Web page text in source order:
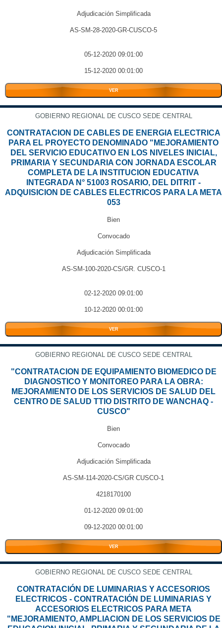
Adjudicación Simplificada
AS-SM-28-2020-GR-CUSCO-5
05-12-2020 09:01:00
15-12-2020 00:01:00
VER
GOBIERNO REGIONAL DE CUSCO SEDE CENTRAL
CONTRATACION DE CABLES DE ENERGIA ELECTRICA
PARA EL PROYECTO DENOMINADO "MEJORAMIENTO
DEL SERVICIO EDUCATIVO EN LOS NIVELES INICIAL,
PRIMARIA Y SECUNDARIA CON JORNADA ESCOLAR
COMPLETA DE LA INSTITUCION EDUCATIVA
INTEGRADA N° 51003 ROSARIO, DEL DITRIT -
ADQUISICION DE CABLES ELECTRICOS PARA LA META
053
Bien
Convocado
Adjudicación Simplificada
AS-SM-100-2020-CS/GR. CUSCO-1
02-12-2020 09:01:00
10-12-2020 00:01:00
VER
GOBIERNO REGIONAL DE CUSCO SEDE CENTRAL
"CONTRATACION DE EQUIPAMIENTO BIOMEDICO DE
DIAGNOSTICO Y MONITOREO PARA LA OBRA:
MEJORAMIENTO DE LOS SERVICIOS DE SALUD DEL
CENTRO DE SALUD TTIO DISTRITO DE WANCHAQ -
CUSCO"
Bien
Convocado
Adjudicación Simplificada
AS-SM-114-2020-CS/GR CUSCO-1
4218170100
01-12-2020 09:01:00
09-12-2020 00:01:00
VER
GOBIERNO REGIONAL DE CUSCO SEDE CENTRAL
CONTRATACIÓN DE LUMINARIAS Y ACCESORIOS
ELECTRICOS - CONTRATACIÓN DE LUMINARIAS Y
ACCESORIOS ELECTRICOS PARA META
"MEJORAMIENTO, AMPLIACION DE LOS SERVICIOS DE